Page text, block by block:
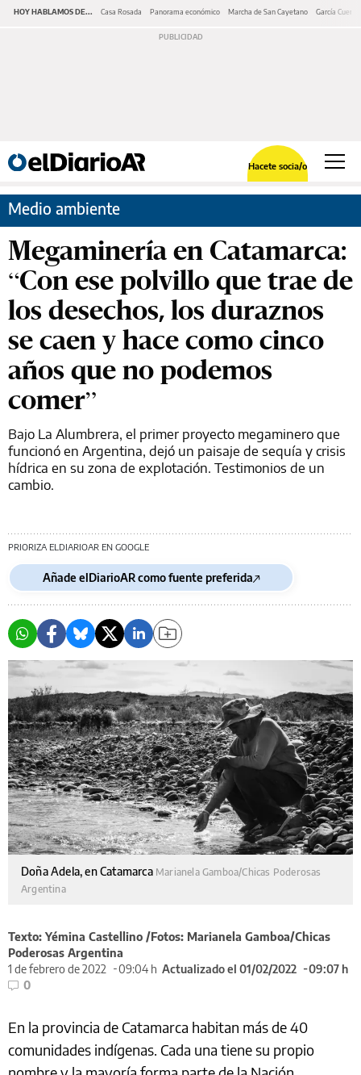
HOY HABLAMOS DE... Casa Rosada Panorama económico Marcha de San Cayetano García Cuerva
Hacete socia/o
Medio ambiente
Megaminería en Catamarca:
“Con ese polvillo que trae de
los desechos, los duraznos
se caen y hace como cinco
años que no podemos
comer”
Bajo La Alumbrera, el primer proyecto megaminero que
funcionó en Argentina, dejó un paisaje de sequía y crisis
hídrica en su zona de explotación. Testimonios de un
cambio.
PRIORIZA ELDIARIOAR EN GOOGLE
Añade elDiarioAR como fuente preferida
Doña Adela, en Catamarca Marianela Gamboa/Chicas Poderosas
Argentina
Texto: Yémina Castellino /Fotos: Marianela Gamboa/Chicas
Poderosas Argentina
1 de febrero de 2022
09:04 h Actualizado el 01/02/2022
09:07 h
0
En la provincia de Catamarca habitan más de 40
comunidades indígenas. Cada una tiene su propio